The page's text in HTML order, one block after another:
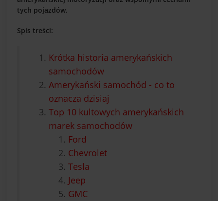
tych pojazdów.
Spis treści:
Krótka historia amerykańskich
samochodów
Amerykański samochód - co to
oznacza dzisiaj
Top 10 kultowych amerykańskich
marek samochodów
Ford
Chevrolet
Tesla
Jeep
GMC